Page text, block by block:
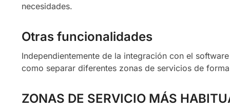
necesidades.
Otras funcionalidades
Independientemente de la integración con el
como separar diferentes zonas de servicios de
ZONAS DE SERVICIO MÁS